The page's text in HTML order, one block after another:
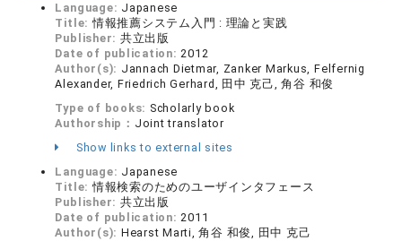
Language: Japanese
Title:情報推薦システム入門 : 理論と実践
Publisher: 共立出版
Date of publication:2012
Author(s): Jannach Dietmar, Zanker Markus, Felfernig
Alexander, Friedrich Gerhard, 田中 克己, 角谷 和俊
Type of books: Scholarly book
Authorship： Joint translator
Show links to external sites
Language: Japanese
Title:情報検索のためのユーザインタフェース
Publisher: 共立出版
Date of publication:2011
Author(s): Hearst Marti, 角谷 和俊, 田中 克己